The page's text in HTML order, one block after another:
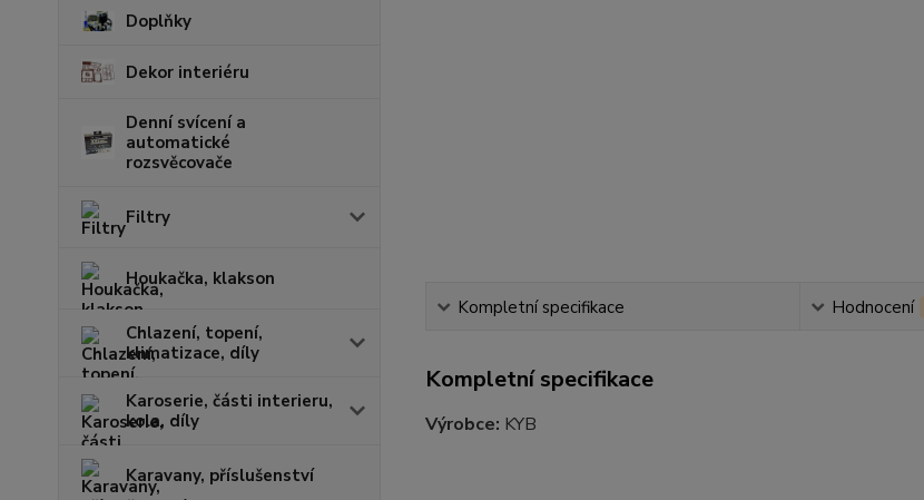
Doplňky
Dekor interiéru
Denní svícení a
automatické
rozsvěcovače
Filtry
Houkačka, klakson
Chlazení, topení,
klimatizace, díly
Karoserie, části interieru,
kola, díly
Karavany, příslušenství
Kompletní specifikace Hodnocení
Kompletní specifikace
Výrobce: KYB